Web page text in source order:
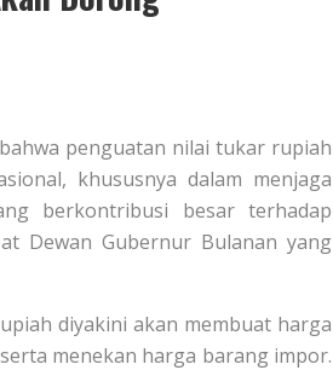
penguatan nilai tukar rupiah
khususnya dalam menjaga
berkontribusi besar terhadap
Dewan Gubernur Bulanan yang
diyakini akan membuat harga
menekan harga barang impor.